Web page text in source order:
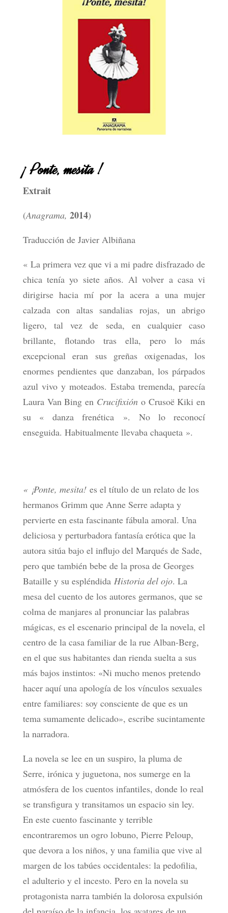
¡ Ponte, mesita !
Extrait
(Anagrama, 2014)
Traducción de Javier Albiñana
« La primera vez que vi a mi padre disfrazado de
chica tenía yo siete años. Al volver a casa vi
dirigirse hacia mí por la acera a una mujer
calzada con altas sandalias rojas, un abrigo
ligero, tal vez de seda, en cualquier caso
brillante, flotando tras ella, pero lo más
excepcional eran sus greñas oxigenadas, los
enormes pendientes que danzaban, los párpados
azul vivo y moteados. Estaba tremenda, parecía
Laura Van Bing en Crucifixión o Crusoë Kiki en
su « danza frenética ».
No lo reconocí
enseguida. Habitualmente llevaba chaqueta ».
« ¡Ponte, mesita! es el título de un relato de los
hermanos Grimm que Anne Serre adapta y
pervierte en esta fascinante fábula amoral. Una
deliciosa y perturbadora fantasía erótica que la
autora sitúa bajo el influjo del Marqués de Sade,
pero que también bebe de la prosa de Georges
Bataille y su espléndida Historia del ojo. La
mesa del cuento de los autores germanos, que se
colma de manjares al pronunciar las palabras
mágicas, es el escenario principal de la novela, el
centro de la casa familiar de la rue Alban-Berg,
en el que sus habitantes dan rienda suelta a sus
más bajos instintos: «Ni mucho menos pretendo
hacer aquí una apología de los vínculos sexuales
entre familiares: soy consciente de que es un
tema sumamente delicado», escribe sucintamente
la narradora.
La novela se lee en un suspiro, la pluma de
Serre, irónica y juguetona, nos sumerge en la
atmósfera de los cuentos infantiles, donde lo real
se transfigura y transitamos un espacio sin ley.
En este cuento fascinante y terrible
encontraremos un ogro lobuno, Pierre Peloup,
que devora a los niños, y una familia que vive al
margen de los tabúes occidentales: la pedofilia,
el adulterio y el incesto. Pero en la novela su
protagonista narra también la dolorosa expulsión